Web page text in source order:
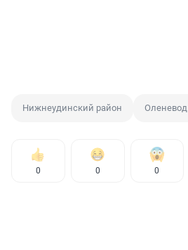
Нижнеудинский район Оленевод
0 0 0